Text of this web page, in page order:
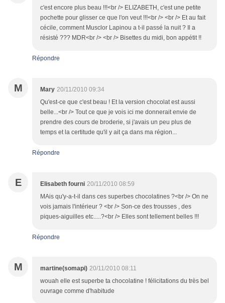
c'est encore plus beau !!!<br /> ELIZABETH, c'est une petite
pochette pour glisser ce que l'on veut !!!<br /> <br /> Et au fait
cécile, comment Musclor Lapinou a t-il passé la nuit ? Il a
résisté ??? MDR<br /> <br /> Bisettes du midi, bon appétit !!
Répondre
M Mary 20/11/2010 09:34
Qu'est-ce que c'est beau ! Et la version chocolat est aussi
belle...<br /> Tout ce que je vois ici me donnerait envie de
prendre des cours de broderie, si j'avais un peu plus de
temps et la certitude qu'il y ait ça dans ma région...
Répondre
E Elisabeth fourni 20/11/2010 08:59
MAis qu'y-a-t-il dans ces superbes chocolatines ?<br /> On ne
vois jamais l'intérieur ? <br /> Son-ce des trousses , des
piques-aiguilles etc.....?<br /> Elles sont tellement belles !!!
Répondre
M martine(somapi) 20/11/2010 08:11
wouah elle est superbe ta chocolatine ! félicitations du très bel
ouvrage comme d'habitude